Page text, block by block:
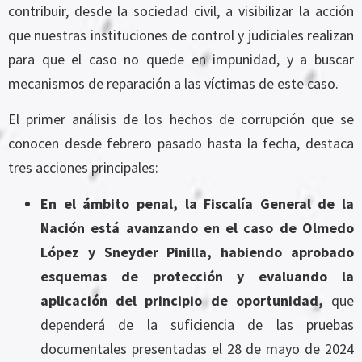
contribuir, desde la sociedad civil, a visibilizar la acción
que nuestras instituciones de control y judiciales realizan
para que el caso no quede en impunidad, y a buscar
mecanismos de reparación a las víctimas de este caso.
El primer análisis de los hechos de corrupción que se
conocen desde febrero pasado hasta la fecha, destaca
tres acciones principales:
En el ámbito penal, la Fiscalía General de la
Nación está avanzando en el caso de Olmedo
López y Sneyder Pinilla, habiendo aprobado
esquemas de protección y evaluando la
aplicación del principio de oportunidad, que
dependerá de la suficiencia de las pruebas
documentales presentadas el 28 de mayo de 2024